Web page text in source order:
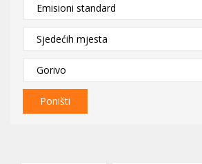
Emisioni standard
Sjedećih mjesta
Gorivo
Poništi